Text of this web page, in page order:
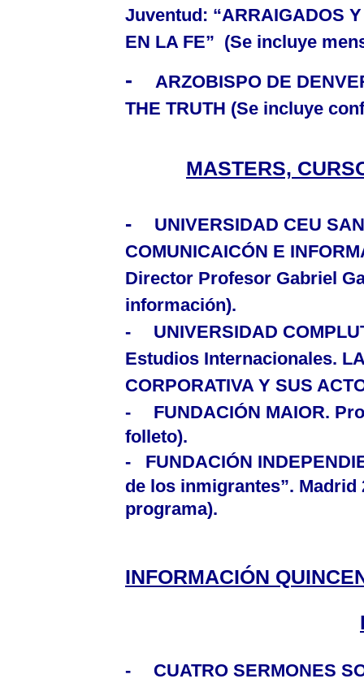
Juventud: “ARRAIGADOS
EN LA FE” (Se incluye
-
ARZOBISPO DE
THE TRUTH (Se incluye
MASTERS,
-
UNIVERSIDAD CEU
COMUNICAICÓN E
Director Profesor Gabriel
información).
-
UNIVERSIDAD
Estudios Internacionales.
CORPORATIVA Y SUS
-
FUNDACIÓN MAIOR.
folleto).
- FUNDACIÓN
de los inmigrantes”.
programa).
INFORMACIÓN
- CUATRO SERMONES